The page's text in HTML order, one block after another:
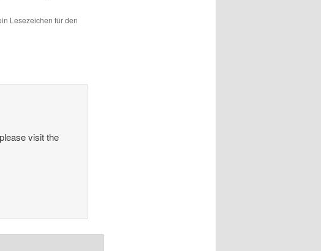
Lesezeichen für den
visit the